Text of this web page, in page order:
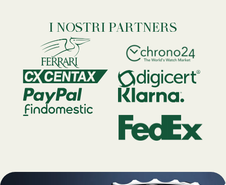
I NOSTRI PARTNERS